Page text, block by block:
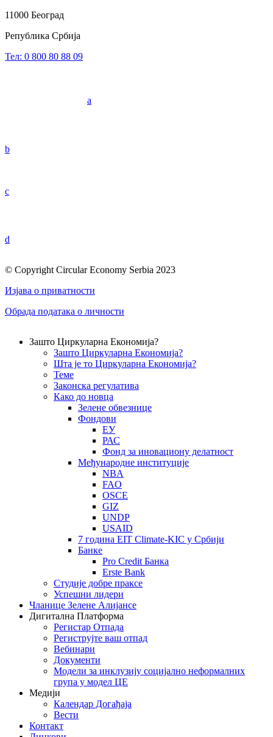
11000 Београд
Република Србија
Тел: 0 800 80 88 09
a
b
c
d
© Copyright Circular Economy Serbia 2023
Изјава о приватности
Обрада података о личности
Зашто Циркуларна Економија?
Зашто Циркуларна Економија?
Шта је то Циркуларна Економија?
Теме
Законска регулатива
Како до новца
Зелене обвезнице
Фондови
ЕУ
РАС
Фонд за иновациону делатност
Међународне институције
NBA
FAO
OSCE
GIZ
UNDP
USAID
7 година EIT Climate-KIC у Србији
Банке
Pro Credit Банка
Erste Bank
Студије добре праксе
Успешни лидери
Чланице Зелене Алијансе
Дигитална Платформа
Регистар Отпада
Региструјте ваш отпад
Вебинари
Документи
Модели за инклузију социјално неформалних
група у модел ЦЕ
Медији
Календар Догађаја
Вести
Контакт